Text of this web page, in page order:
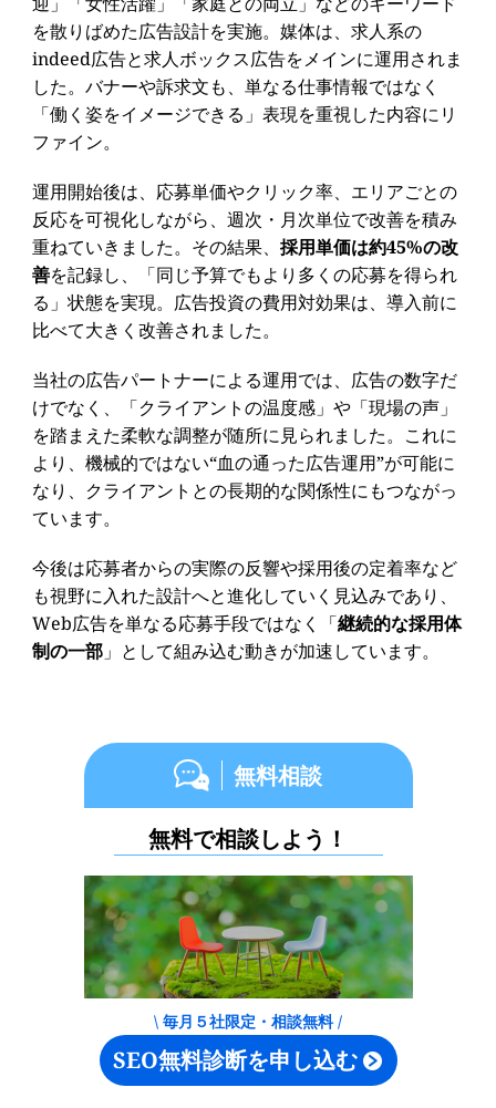
を散りばめた広告設計を実施。媒体は、求人系の
indeed広告と求人ボックス広告をメインに運用されま
した。バナーや訴求文も、単なる仕事情報ではなく
「働く姿をイメージできる」表現を重視した内容にリ
ファイン。
運用開始後は、応募単価やクリック率、エリアごとの
反応を可視化しながら、週次・月次単位で改善を積み
重ねていきました。その結果、 採用単価は約45%の改
善を記録し、「同じ予算でもより多くの応募を得られ
る」状態を実現。広告投資の費用対効果は、導入前に
比べて大きく改善されました。
当社の広告パートナーによる運用では、広告の数字だ
けでなく、「クライアントの温度感」や「現場の声」
を踏まえた柔軟な調整が随所に見られました。これに
より、機械的ではない“血の通った広告運用”が可能に
なり、クライアントとの長期的な関係性にもつながっ
ています。
今後は応募者からの実際の反響や採用後の定着率など
も視野に入れた設計へと進化していく見込みであり、
Web広告を単なる応募手段ではなく「継続的な採用体
制の一部 」として組み込む動きが加速しています。
無料相談
無料で相談しよう！
\ 毎月５社限定・相談無料 /
SEO無料診断を申し込む